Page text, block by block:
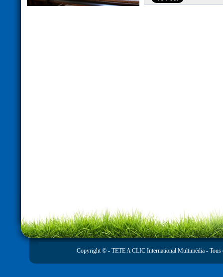
Copyright © - TETE A CLIC International Multimédia - Tous